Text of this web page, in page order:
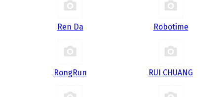
Ren Da Robotime
RongRun RUI CHUANG